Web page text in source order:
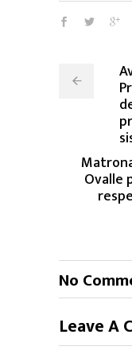
Ovalle
No
Leave A